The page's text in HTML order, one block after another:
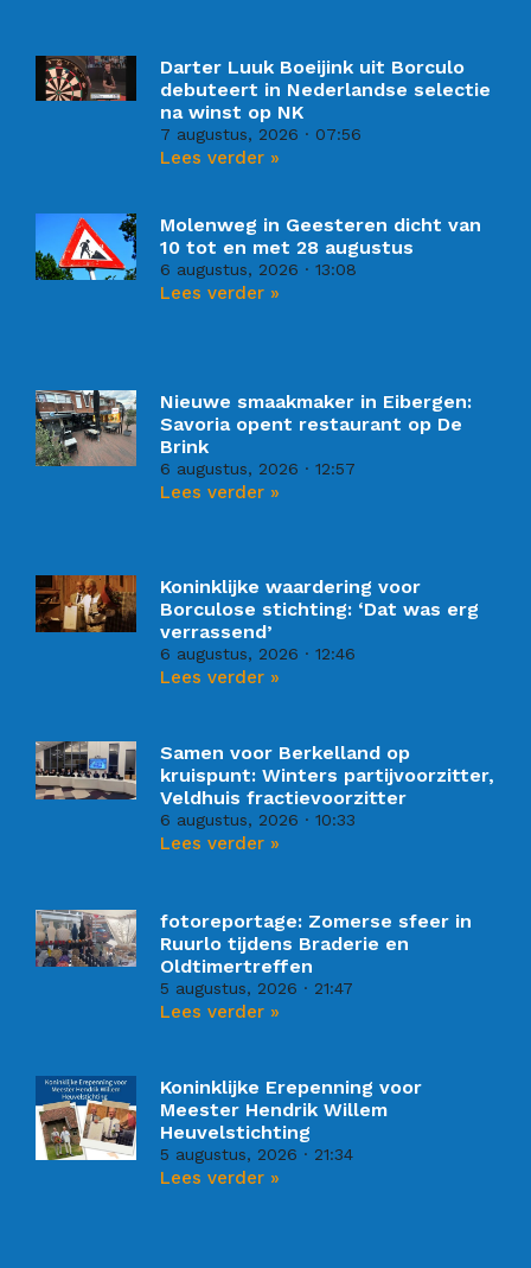
Darter Luuk Boeijink uit Borculo
debuteert in Nederlandse selectie
na winst op NK
7 augustus, 2026 07:56
Lees verder »
Molenweg in Geesteren dicht van
10 tot en met 28 augustus
6 augustus, 2026 13:08
Lees verder »
Nieuwe smaakmaker in Eibergen:
Savoria opent restaurant op De
Brink
6 augustus, 2026 12:57
Lees verder »
Koninklijke waardering voor
Borculose stichting: ‘Dat was erg
verrassend’
6 augustus, 2026 12:46
Lees verder »
Samen voor Berkelland op
kruispunt: Winters partijvoorzitter,
Veldhuis fractievoorzitter
6 augustus, 2026 10:33
Lees verder »
fotoreportage: Zomerse sfeer in
Ruurlo tijdens Braderie en
Oldtimertreffen
5 augustus, 2026 21:47
Lees verder »
Koninklijke Erepenning voor
Meester Hendrik Willem
Heuvelstichting
5 augustus, 2026 21:34
Lees verder »